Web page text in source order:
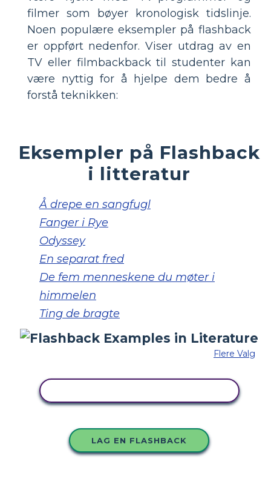
filmer som bøyer kronologisk tidslinje.
Noen populære eksempler på flashback
er oppført nedenfor. Viser utdrag av en
TV eller filmbackback til studenter kan
være nyttig for å hjelpe dem bedre å
forstå teknikken:
Eksempler på Flashback
i litteratur
Å drepe en sangfugl
Fanger i Rye
Odyssey
En separat fred
De fem menneskene du møter i
himmelen
Ting de bragte
Flere Valg
LAG EN FLASHBACK